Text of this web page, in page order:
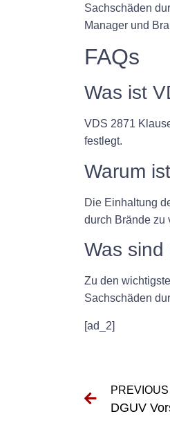
Sachschäden
Manager und
FAQs
Was ist
VDS 2871
festlegt.
Warum
Die Einhaltung
durch Brände zu
Was
Zu den
Sachschäden
[ad_2]
PREVIOUS
DGUV